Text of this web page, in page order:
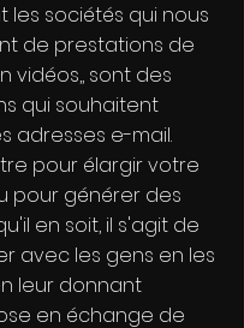
les sociétés qui nous
de prestations de
vidéos,, sont des
qui souhaitent
adresses e-mail.
pour élargir votre
pour générer des
en soit, il s'agit de
avec les gens en les
leur donnant
en échange de